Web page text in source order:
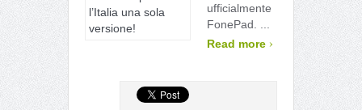
ufficialmente
FonePad. ...
Read more ›